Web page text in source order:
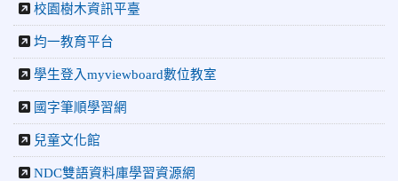
校園樹木資訊平臺
均一教育平台
學生登入myviewboard數位教室
國字筆順學習網
兒童文化館
NDC雙語資料庫學習資源網